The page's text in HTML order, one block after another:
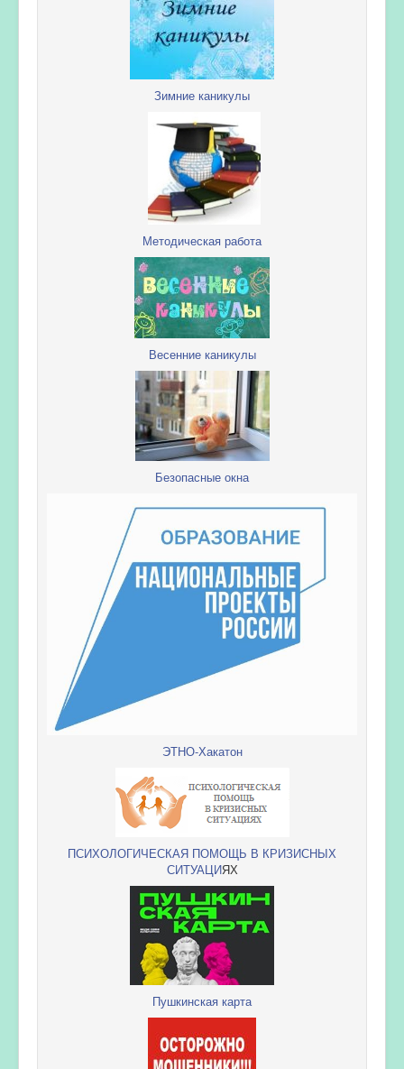
Зимние каникулы
Методическая работа
Весенние каникулы
Безопасные окна
ЭТНО-Хакатон
ПСИХОЛОГИЧЕСКАЯ ПОМОЩЬ В КРИЗИСНЫХ
СИТУАЦИЯХ
Пушкинская карта